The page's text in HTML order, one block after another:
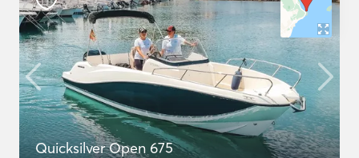
Quicksilver Open 675